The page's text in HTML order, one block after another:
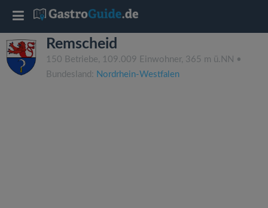
Remscheid
150 Betriebe, 109.009 Einwohner, 365 m ü.NN •
Bundesland: Nordrhein-Westfalen
T
o